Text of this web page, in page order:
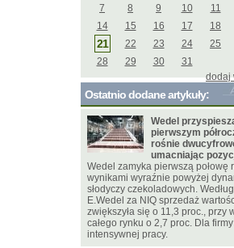
7
8 9 10 11
14
15 16 17 18
21 22 23 24 25
28
29 30
31
dodaj
Ostatnio dodane artykuły:
Wedel
pierwszym
rośnie
umacniając
Wedel zamyka pierwszą połowę
wynikami wyraźnie powyżej
słodyczy czekoladowych.
E.Wedel za NIQ sprzedaż
zwiększyła się o 11,3 proc., przy
całego rynku o 2,7 proc. Dla firmy
intensywnej pracy.